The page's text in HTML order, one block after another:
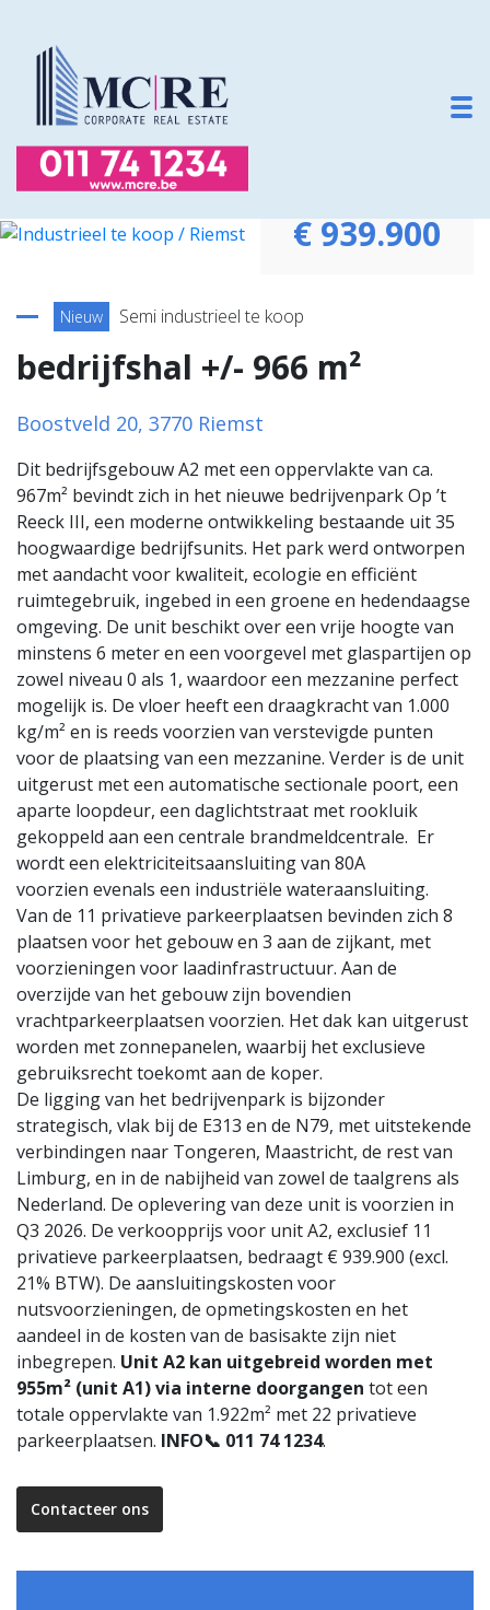
€ 939.900
Terug naar overzicht
Nieuw Semi industrieel te koop
bedrijfshal +/- 966 m²
Boostveld 20, 3770 Riemst
Dit bedrijfsgebouw A2 met een oppervlakte van ca.
967m² bevindt zich in het nieuwe bedrijvenpark Op ’t
Reeck III, een moderne ontwikkeling bestaande uit 35
hoogwaardige bedrijfsunits. Het park werd ontworpen
met aandacht voor kwaliteit, ecologie en efficiënt
ruimtegebruik, ingebed in een groene en hedendaagse
omgeving. De unit beschikt over een vrije hoogte van
minstens 6 meter en een voorgevel met glaspartijen op
zowel niveau 0 als 1, waardoor een mezzanine perfect
mogelijk is. De vloer heeft een draagkracht van 1.000
kg/m² en is reeds voorzien van verstevigde punten
voor de plaatsing van een mezzanine. Verder is de unit
uitgerust met een automatische sectionale poort, een
aparte loopdeur, een daglichtstraat met rookluik
gekoppeld aan een centrale brandmeldcentrale. Er
wordt een elektriciteitsaansluiting van 80A
voorzien evenals een industriële wateraansluiting.
Van de 11 privatieve parkeerplaatsen bevinden zich 8
plaatsen voor het gebouw en 3 aan de zijkant, met
voorzieningen voor laadinfrastructuur. Aan de
overzijde van het gebouw zijn bovendien
vrachtparkeerplaatsen voorzien. Het dak kan uitgerust
worden met zonnepanelen, waarbij het exclusieve
gebruiksrecht toekomt aan de koper.
De ligging van het bedrijvenpark is bijzonder
strategisch, vlak bij de E313 en de N79, met uitstekende
verbindingen naar Tongeren, Maastricht, de rest van
Limburg, en in de nabijheid van zowel de taalgrens als
Nederland. De oplevering van deze unit is voorzien in
Q3 2026. De verkoopprijs voor unit A2, exclusief 11
privatieve parkeerplaatsen, bedraagt € 939.900 (excl.
21% BTW). De aansluitingskosten voor
nutsvoorzieningen, de opmetingskosten en het
aandeel in de kosten van de basisakte zijn niet
inbegrepen. Unit A2 kan uitgebreid worden met
955m² (unit A1) via interne doorgangen tot een
totale oppervlakte van 1.922m² met 22 privatieve
parkeerplaatsen. INFO📞 011 74 1234.
Contacteer ons